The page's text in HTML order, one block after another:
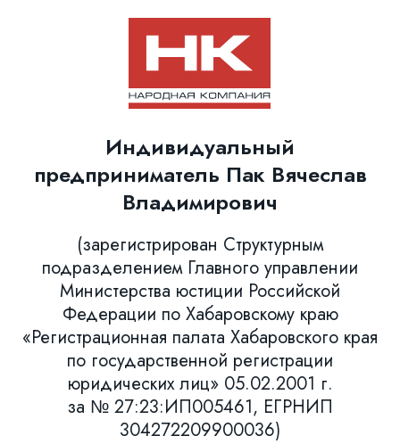
Индивидуальный
предприниматель Пак Вячеслав
Владимирович
(зарегистрирован Структурным
подразделением Главного управлении
Министерства юстиции Российской
Федерации по Хабаровскому краю
«Регистрационная палата Хабаровского края
по государственной регистрации
юридических лиц» 05.02.2001 г.
за № 27:23:ИП005461, ЕГРНИП
304272209900036)